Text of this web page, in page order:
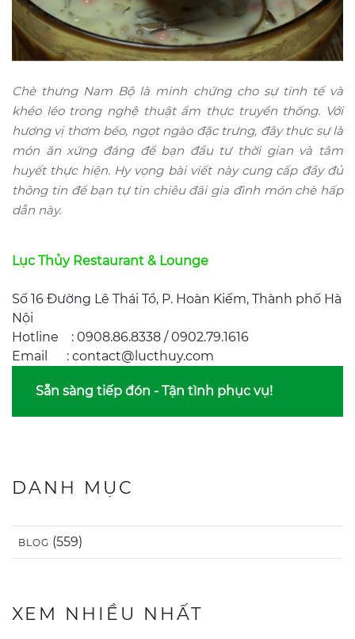
Chè thưng Nam Bộ là minh chứng cho sự tinh tế và
khéo léo trong nghệ thuật ẩm thực truyền thống. Với
hương vị thơm béo, ngọt ngào đặc trưng, đây thực sự là
món ăn xứng đáng để bạn đầu tư thời gian và tâm
huyết thực hiện. Hy vọng bài viết này cung cấp đầy đủ
thông tin để bạn tự tin chiêu đãi gia đình món chè hấp
dẫn này.
Lục Thủy Restaurant & Lounge
Số 16 Đường Lê Thái Tổ, P. Hoàn Kiếm, Thành phố Hà
Nội
Hotline : 0908.86.8338 / 0902.79.1616
Email : contact@lucthuy.com
Sẵn sàng tiếp đón - Tận tình phục vụ!
DANH MỤC
BLOG (559)
XEM NHIỀU NHẤT